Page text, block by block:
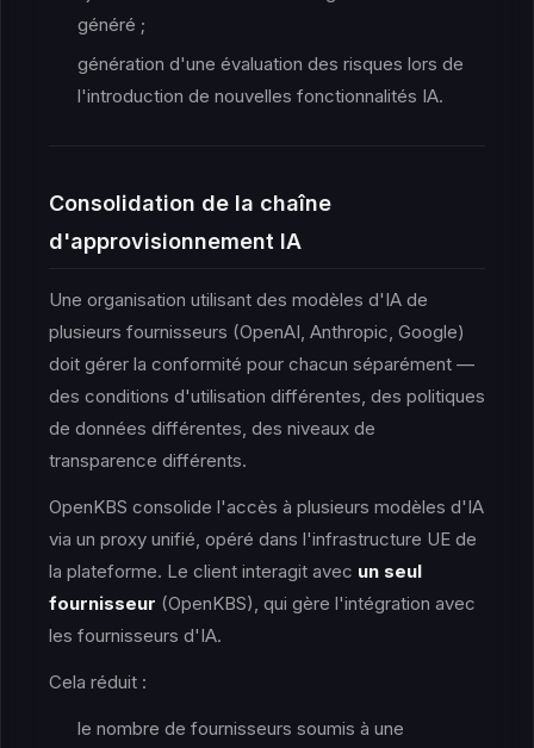
généré ;
génération d'une évaluation des risques lors de
l'introduction de nouvelles fonctionnalités IA.
Consolidation de la chaîne
d'approvisionnement IA
Une organisation utilisant des modèles d'IA de
plusieurs fournisseurs (OpenAI, Anthropic, Google)
doit gérer la conformité pour chacun séparément —
des conditions d'utilisation différentes, des politiques
de données différentes, des niveaux de
transparence différents.
OpenKBS consolide l'accès à plusieurs modèles d'IA
via un proxy unifié, opéré dans l'infrastructure UE de
la plateforme. Le client interagit avec un seul
fournisseur (OpenKBS), qui gère l'intégration avec
les fournisseurs d'IA.
Cela réduit :
le nombre de fournisseurs soumis à une